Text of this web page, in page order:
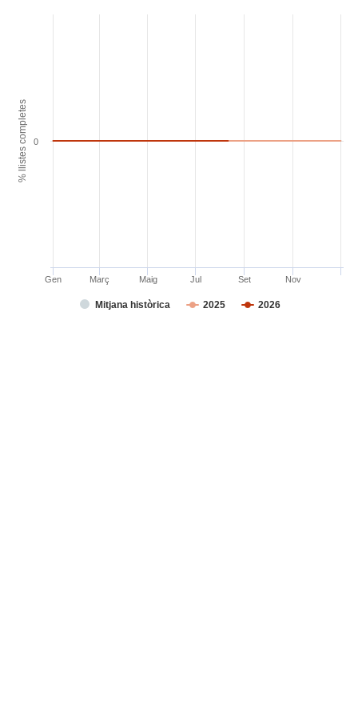
% llistes completes
Mitjana històrica 2025 2026
Gen Març Maig Jul Set Nov
0